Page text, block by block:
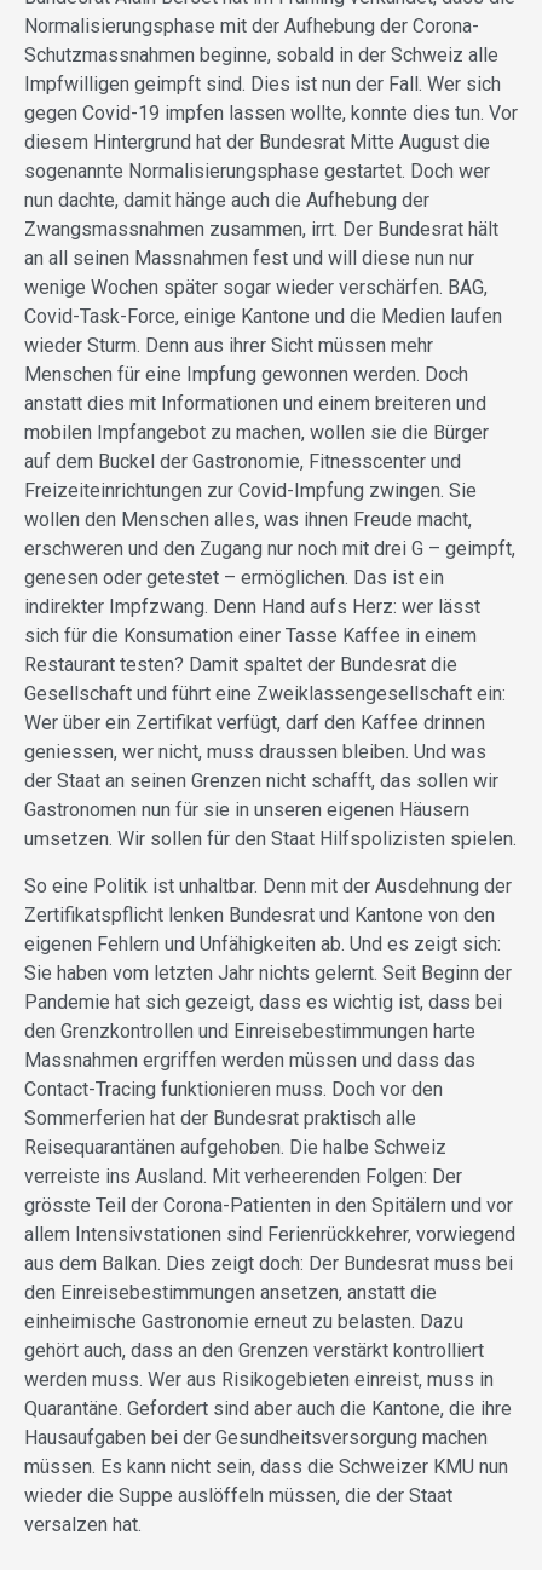
Normalisierungsphase mit der Aufhebung der Corona-
Schutzmassnahmen beginne, sobald in der Schweiz alle
Impfwilligen geimpft sind. Dies ist nun der Fall. Wer sich
gegen Covid-19 impfen lassen wollte, konnte dies tun. Vor
diesem Hintergrund hat der Bundesrat Mitte August die
sogenannte Normalisierungsphase gestartet. Doch wer
nun dachte, damit hänge auch die Aufhebung der
Zwangsmassnahmen zusammen, irrt. Der Bundesrat hält
an all seinen Massnahmen fest und will diese nun nur
wenige Wochen später sogar wieder verschärfen. BAG,
Covid-Task-Force, einige Kantone und die Medien laufen
wieder Sturm. Denn aus ihrer Sicht müssen mehr
Menschen für eine Impfung gewonnen werden. Doch
anstatt dies mit Informationen und einem breiteren und
mobilen Impfangebot zu machen, wollen sie die Bürger
auf dem Buckel der Gastronomie, Fitnesscenter und
Freizeiteinrichtungen zur Covid-Impfung zwingen. Sie
wollen den Menschen alles, was ihnen Freude macht,
erschweren und den Zugang nur noch mit drei G – geimpft,
genesen oder getestet – ermöglichen. Das ist ein
indirekter Impfzwang. Denn Hand aufs Herz: wer lässt
sich für die Konsumation einer Tasse Kaffee in einem
Restaurant testen? Damit spaltet der Bundesrat die
Gesellschaft und führt eine Zweiklassengesellschaft ein:
Wer über ein Zertifikat verfügt, darf den Kaffee drinnen
geniessen, wer nicht, muss draussen bleiben. Und was
der Staat an seinen Grenzen nicht schafft, das sollen wir
Gastronomen nun für sie in unseren eigenen Häusern
umsetzen. Wir sollen für den Staat Hilfspolizisten spielen.
So eine Politik ist unhaltbar. Denn mit der Ausdehnung der
Zertifikatspflicht lenken Bundesrat und Kantone von den
eigenen Fehlern und Unfähigkeiten ab. Und es zeigt sich:
Sie haben vom letzten Jahr nichts gelernt. Seit Beginn der
Pandemie hat sich gezeigt, dass es wichtig ist, dass bei
den Grenzkontrollen und Einreisebestimmungen harte
Massnahmen ergriffen werden müssen und dass das
Contact-Tracing funktionieren muss. Doch vor den
Sommerferien hat der Bundesrat praktisch alle
Reisequarantänen aufgehoben. Die halbe Schweiz
verreiste ins Ausland. Mit verheerenden Folgen: Der
grösste Teil der Corona-Patienten in den Spitälern und vor
allem Intensivstationen sind Ferienrückkehrer, vorwiegend
aus dem Balkan. Dies zeigt doch: Der Bundesrat muss bei
den Einreisebestimmungen ansetzen, anstatt die
einheimische Gastronomie erneut zu belasten. Dazu
gehört auch, dass an den Grenzen verstärkt kontrolliert
werden muss. Wer aus Risikogebieten einreist, muss in
Quarantäne. Gefordert sind aber auch die Kantone, die ihre
Hausaufgaben bei der Gesundheitsversorgung machen
müssen. Es kann nicht sein, dass die Schweizer KMU nun
wieder die Suppe auslöffeln müssen, die der Staat
versalzen hat.